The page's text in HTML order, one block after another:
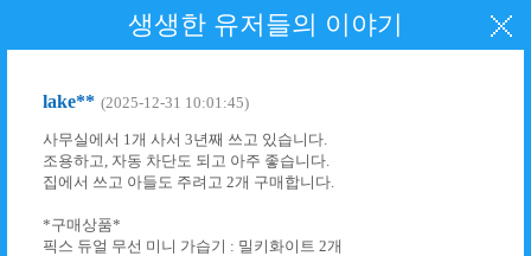
생생한 유저들의 이야기
lake** (2025-12-31 10:01:45)
사무실에서 1개 사서 3년째 쓰고 있습니다.
조용하고, 자동 차단도 되고 아주 좋습니다.
집에서 쓰고 아들도 주려고 2개 구매합니다.
*구매상품*
픽스 듀얼 무선 미니 가습기 : 밀키화이트 2개